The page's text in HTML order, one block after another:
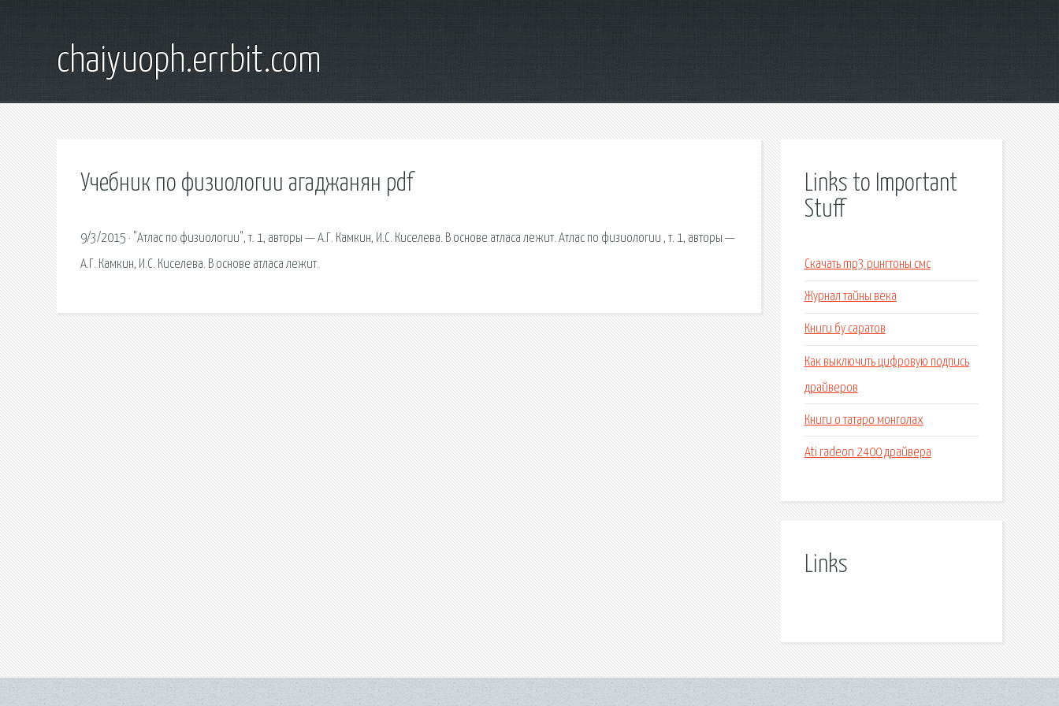
chaiyuoph.errbit.com
Учебник по физиологии агаджанян pdf
9/3/2015 · "Атлас по физиологии", т. 1, авторы — А.Г. Камкин, И.С. Киселева. В основе атласа лежит. Атлас по физиологии , т. 1, авторы —
А.Г. Камкин, И.С. Киселева. В основе атласа лежит.
Links to Important
Stuff
Скачать mp3 рингтоны смс
Журнал тайны века
Книги бу саратов
Как выключить цифровую подпись
драйверов
Книги о татаро монголах
Ati radeon 2400 драйвера
Links